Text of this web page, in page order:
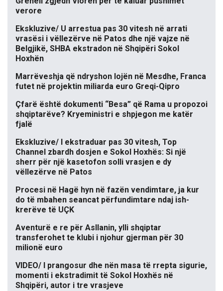
verore
Ekskluzive/ U arrestua pas 30 vitesh në arrati
vrasësi i vëllezërve në Patos dhe një vajze në
Belgjikë, SHBA ekstradon në Shqipëri Sokol
Hoxhën
Marrëveshja që ndryshon lojën në Mesdhe, Franca
futet në projektin miliarda euro Greqi-Qipro
Çfarë është dokumenti “Besa” që Rama u propozoi
shqiptarëve? Kryeministri e shpjegon me katër
fjalë
Ekskluzive/ I ekstraduar pas 30 vitesh, Top
Channel zbardh dosjen e Sokol Hoxhës: Si një
sherr për një kasetofon solli vrasjen e dy
vëllezërve në Patos
Procesi në Hagë hyn në fazën vendimtare, ja kur
do të mbahen seancat përfundimtare ndaj ish-
krerëve të UÇK
Aventurë e re për Asllanin, ylli shqiptar
transferohet te klubi i njohur gjerman për 30
milionë euro
VIDEO/ I prangosur dhe nën masa të rrepta sigurie,
momenti i ekstradimit të Sokol Hoxhës në
Shqipëri, autor i tre vrasjeve